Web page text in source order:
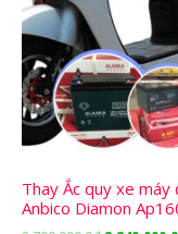
Thay Ắc quy xe máy
Anbico Diamon